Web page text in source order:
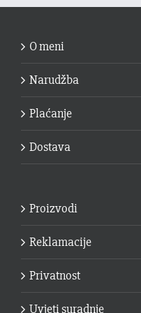
O meni
Narudžba
Plaćanje
Dostava
Proizvodi
Reklamacije
Privatnost
Uvjeti suradnje